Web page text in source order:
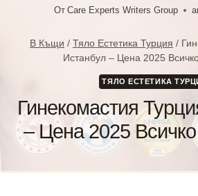
От Care Experts Writers Group
В Къщи / Тяло Естетика Турция /
Истанбул – Цена 2025
ТЯЛО ЕСТЕТИКА
Гинекомастия
– Цена 2025